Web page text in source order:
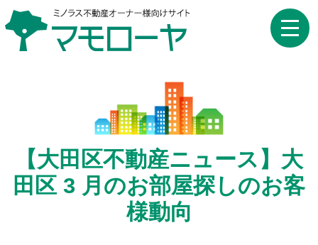
toggle
【大田区不動産ニュース】大
田区 3 月のお部屋探しのお客
様動向